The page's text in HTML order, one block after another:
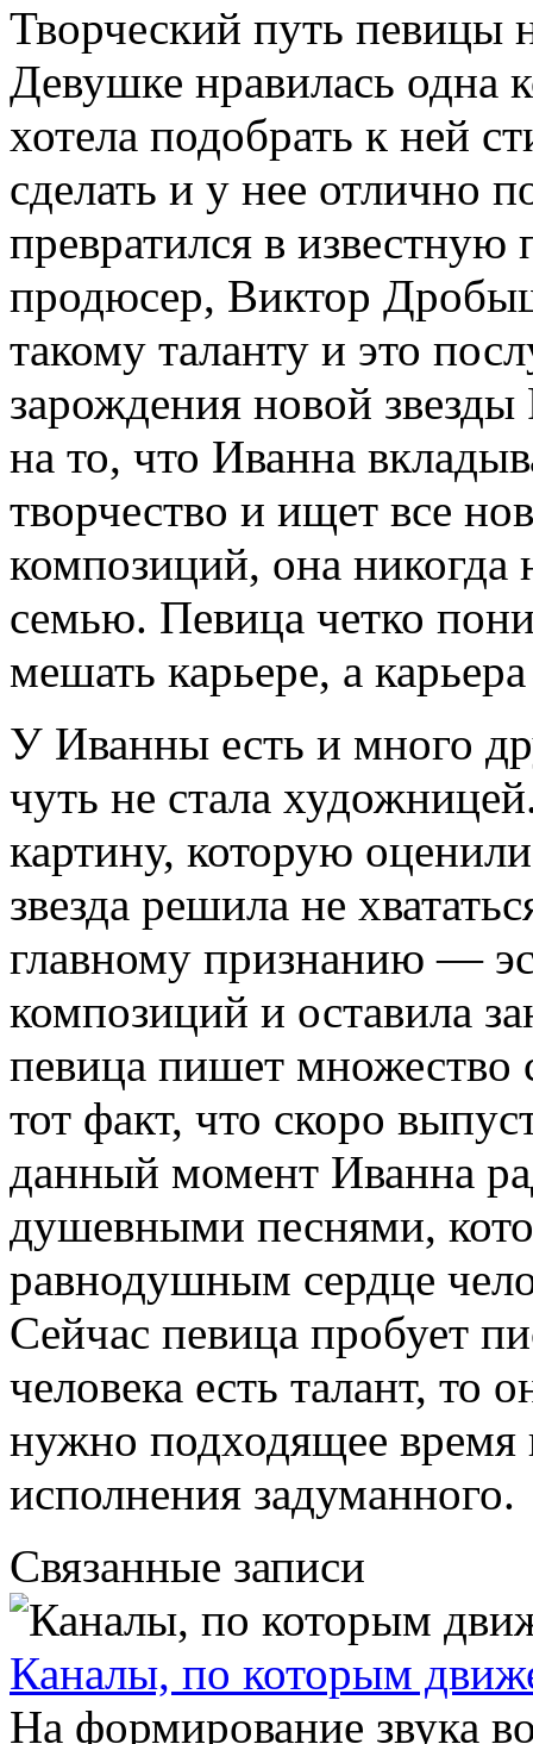
Творческий путь певицы
Девушке нравилась одна
хотела подобрать к ней
сделать и у нее отлично
превратился в
продюсер, Виктор
такому таланту и это
зарождения новой
на то, что Иванна
творчество и ищет все
композиций, она никогда
семью. Певица четко
мешать карьере, а
У Иванны есть и много
чуть не стала
картину, которую
звезда решила не
главному признанию —
композиций и оставила
певица пишет множество
тот факт, что скоро
данный момент Иванна
душевными песнями,
равнодушным сердце
Сейчас певица пробует
человека есть талант, то
нужно подходящее время
исполнения задуманного.
Связанные записи
Каналы, по которым
На формирование звука